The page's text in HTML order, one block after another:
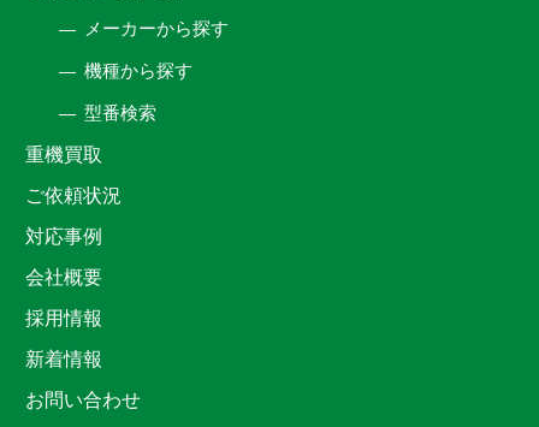
メーカーから探す
機種から探す
型番検索
重機買取
ご依頼状況
対応事例
会社概要
採用情報
新着情報
お問い合わせ